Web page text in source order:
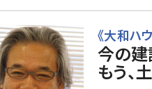
《大和ハ
今の建
もう、